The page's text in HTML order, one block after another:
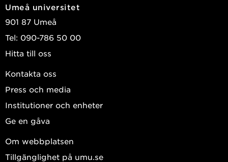
Umeå universitet
901 87 Umeå
Tel: 090-786 50 00
Hitta till oss
Kontakta oss
Press och media
Institutioner och enheter
Ge en gåva
Om webbplatsen
Tillgänglighet på umu.se